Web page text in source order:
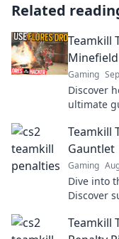
Related
Teamkill
Minefield
Gaming
Discover
ultimate
Teamkill
Gauntlet
Gaming
Dive into
Discover
Teamkill